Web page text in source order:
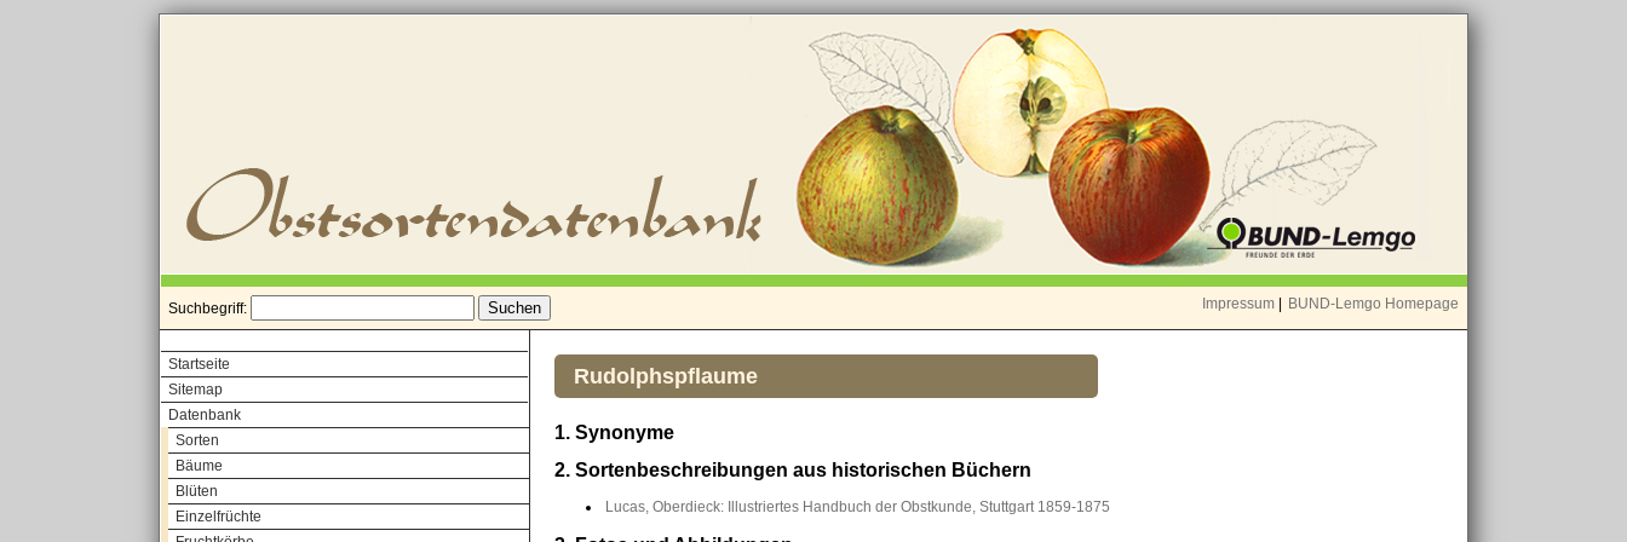
Suchbegriff: Impressum BUND-Lemgo Homepage
Startseite
Sitemap
Datenbank
Sorten
Bäume
Blüten
Einzelfrüchte
Rudolphspflaume
1. Synonyme
2. Sortenbeschreibungen aus historischen Büchern
Lucas, Oberdieck: Illustriertes Handbuch der Obstkunde, Stuttgart 1859-1875